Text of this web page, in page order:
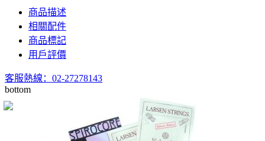
商品描述
相關配件
商品標記
用戶評價
客服熱線：02-27278143
bottom